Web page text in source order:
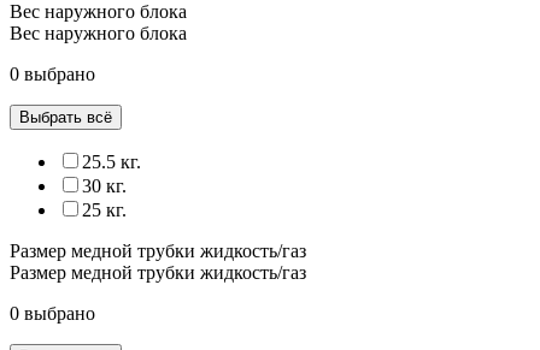
Вес наружного блока
Вес наружного блока
0 выбрано
Выбрать всё
25.5 кг.
30 кг.
25 кг.
Размер медной трубки жидкость/газ
Размер медной трубки жидкость/газ
0 выбрано